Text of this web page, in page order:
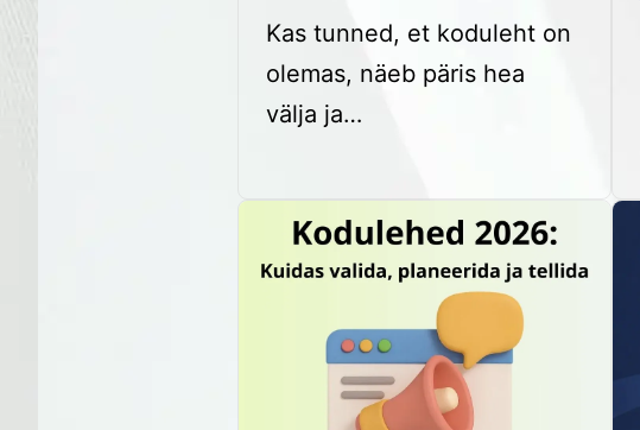
Kas tunned, et koduleht on
olemas, näeb päris hea
välja ja…